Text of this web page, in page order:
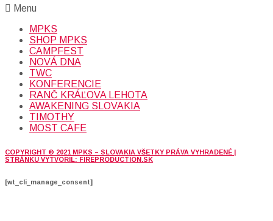
Menu
MPKS
SHOP MPKS
CAMPFEST
NOVÁ DNA
TWC
KONFERENCIE
RANČ KRÁĽOVA LEHOTA
AWAKENING SLOVAKIA
TIMOTHY
MOST CAFE
COPYRIGHT © 2021 MPKS – SLOVAKIA VŠETKY PRÁVA VYHRADENÉ |
STRÁNKU VYTVORIL: FIREPRODUCTION.SK
[wt_cli_manage_consent]